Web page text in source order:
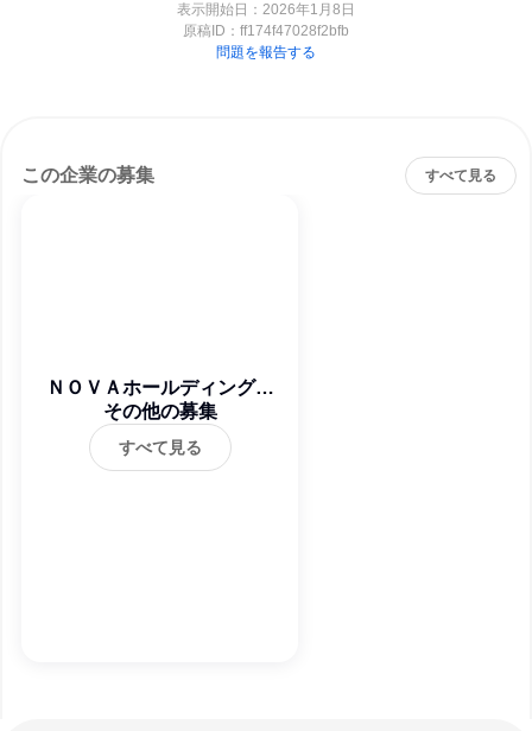
表示開始日：2026年1月8日
原稿ID： ff174f47028f2bfb
問題を報告する
この企業の募集 すべて見る
ＮＯＶＡホールディングス
株式会社
その他の募集
すべて見る